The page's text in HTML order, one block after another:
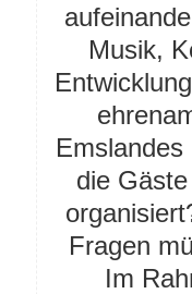
Musik,
die
Fragen
Im